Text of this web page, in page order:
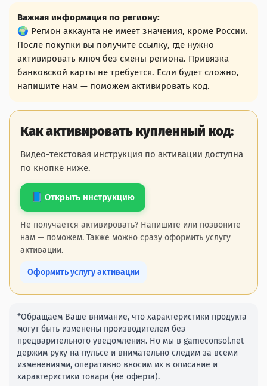
Важная информация по региону:
🌍 Регион аккаунта не имеет значения, кроме России.
После покупки вы получите ссылку, где нужно
активировать ключ без смены региона. Привязка
банковской карты не требуется. Если будет сложно,
напишите нам — поможем активировать код.
Как активировать купленный код:
Видео-текстовая инструкция по активации доступна
по кнопке ниже.
📘 Открыть инструкцию
Не получается активировать? Напишите или позвоните
нам — поможем. Также можно сразу оформить услугу
активации.
Оформить услугу активации
*Обращаем Ваше внимание, что характеристики продукта
могут быть изменены производителем без
предварительного уведомления. Но мы в gameconsol.net
держим руку на пульсе и внимательно следим за всеми
изменениями, оперативно вносим их в описание и
характеристики товара (не оферта).